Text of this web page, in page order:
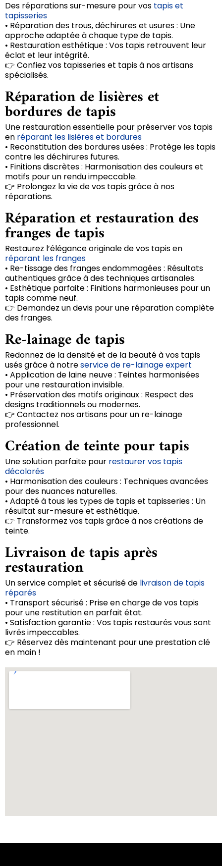
Des réparations sur-mesure pour vos tapis et
tapisseries
• Réparation des trous, déchirures et usures : Une
approche adaptée à chaque type de tapis.
• Restauration esthétique : Vos tapis retrouvent leur
éclat et leur intégrité.
👉 Confiez vos tapisseries et tapis à nos artisans
spécialisés.
Réparation de lisières et
bordures de tapis
Une restauration essentielle pour préserver vos tapis
en réparant les lisières et bordures
• Reconstitution des bordures usées : Protège les tapis
contre les déchirures futures.
• Finitions discrètes : Harmonisation des couleurs et
motifs pour un rendu impeccable.
👉 Prolongez la vie de vos tapis grâce à nos
réparations.
Réparation et restauration des
franges de tapis
Restaurez l’élégance originale de vos tapis en
réparant les franges
• Re-tissage des franges endommagées : Résultats
authentiques grâce à des techniques artisanales.
• Esthétique parfaite : Finitions harmonieuses pour un
tapis comme neuf.
👉 Demandez un devis pour une réparation complète
des franges.
Re-lainage de tapis
Redonnez de la densité et de la beauté à vos tapis
usés grâce à notreservice de re-lainage expert
• Application de laine neuve : Teintes harmonisées
pour une restauration invisible.
• Préservation des motifs originaux : Respect des
designs traditionnels ou modernes.
👉 Contactez nos artisans pour un re-lainage
professionnel.
Création de teinte pour tapis
Une solution parfaite pour restaurer vos tapis
décolorés
• Harmonisation des couleurs : Techniques avancées
pour des nuances naturelles.
• Adapté à tous les types de tapis et tapisseries : Un
résultat sur-mesure et esthétique.
👉 Transformez vos tapis grâce à nos créations de
teinte.
Livraison de tapis après
restauration
Un service complet et sécurisé de livraison de tapis
réparés
• Transport sécurisé : Prise en charge de vos tapis
pour une restitution en parfait état.
• Satisfaction garantie : Vos tapis restaurés vous sont
livrés impeccables.
👉 Réservez dès maintenant pour une prestation clé
en main !